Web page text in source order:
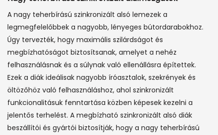
A nagy teherbírású szinkronizált alsó lemezek a
legmegfelelőbbek a nagyobb, lényeges bútordarabokhoz.
Úgy tervezték, hogy maximális szilárdságot és
megbízhatóságot biztosítsanak, amelyet a nehéz
felhasználásnak és a súlynak való ellenállásra építettek.
Ezek a diák ideálisak nagyobb íróasztalok, szekrények és
öltözőhöz való felhasználáshoz, ahol szinkronizált
funkcionalitásuk fenntartása közben képesek kezelni a
jelentős terhelést. A megbízható szinkronizált alsó diák
beszállítói és gyártói biztosítják, hogy a nagy teherbírású